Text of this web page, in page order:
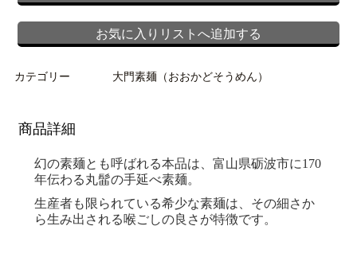
お気に入りリストへ追加する
カテゴリー 大門素麺（おおかどそうめん）
商品詳細
幻の素麺とも呼ばれる本品は、富山県砺波市に170
年伝わる丸髷の手延べ素麺。
生産者も限られている希少な素麺は、その細さか
ら生み出される喉ごしの良さが特徴です。